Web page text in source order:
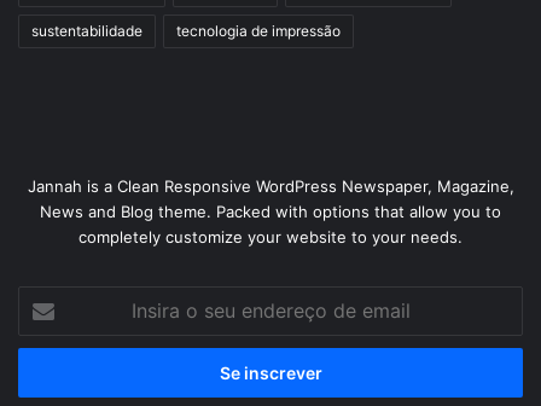
sustentabilidade tecnologia de impressão
Jannah is a Clean Responsive WordPress Newspaper, Magazine,
News and Blog theme. Packed with options that allow you to
completely customize your website to your needs.
seu
de